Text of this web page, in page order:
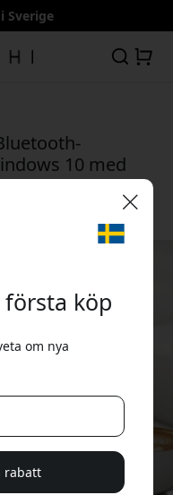
Sverige
10 med
köp
om nya
rabatt